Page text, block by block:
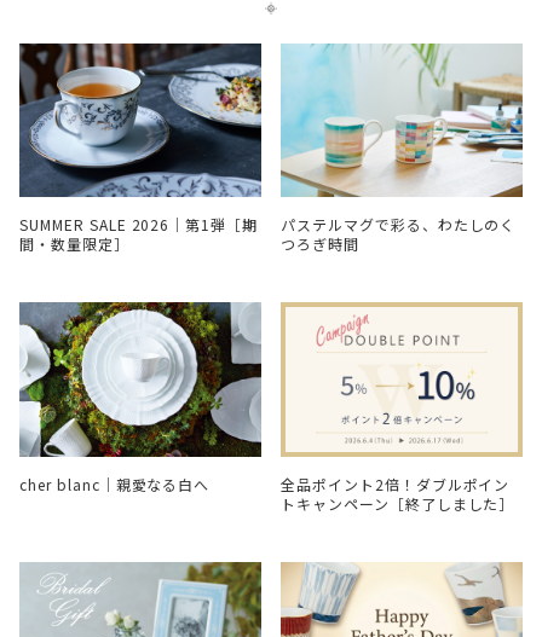
SUMMER SALE 2026｜第1弾［期
間・数量限定］
パステルマグで彩る、わたしのく
つろぎ時間
cher blanc｜親愛なる白へ
全品ポイント2倍！ダブルポイン
トキャンペーン［終了しました］